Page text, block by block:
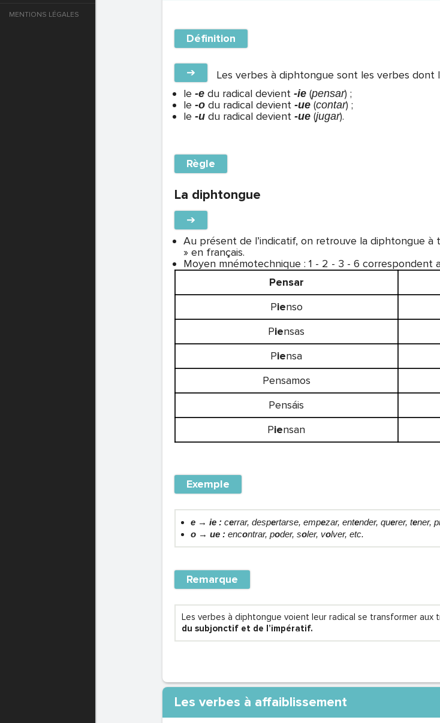
Définition
➔
Les verbes à diphtongue sont les verbes dont
le -edu radical devient -ie (pensar) ;
le -odu radical devient -ue(contar) ;
le -u du radical devient-ue(jugar).
Règle
La diphtongue
➔
Au présent de l’indicatif, on retrouve la diphtongue à
» en français.
Moyen mnémotechnique : 1 - 2 - 3 - 6 correspondent
Pensar
Pienso
Piensas
Piensa
Pensamos
Pensáis
Piensan
Exemple
e → ie : cerrar, despertarse, empezar, entender, querer, tener,
o → ue : encontrar, poder, soler, volver, etc.
Remarque
Les verbes à diphtongue voient leur radical se transformer
du subjonctif et de l’impératif.
Les verbes à affaiblissement
MENTIONS LÉGALES